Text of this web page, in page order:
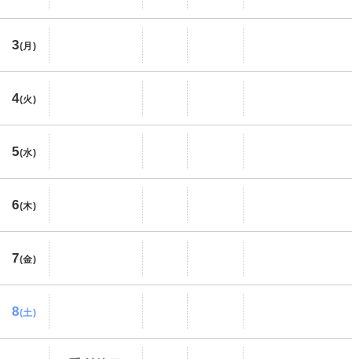
3(月)
4(火)
5(水)
6(木)
7(金)
8(土)